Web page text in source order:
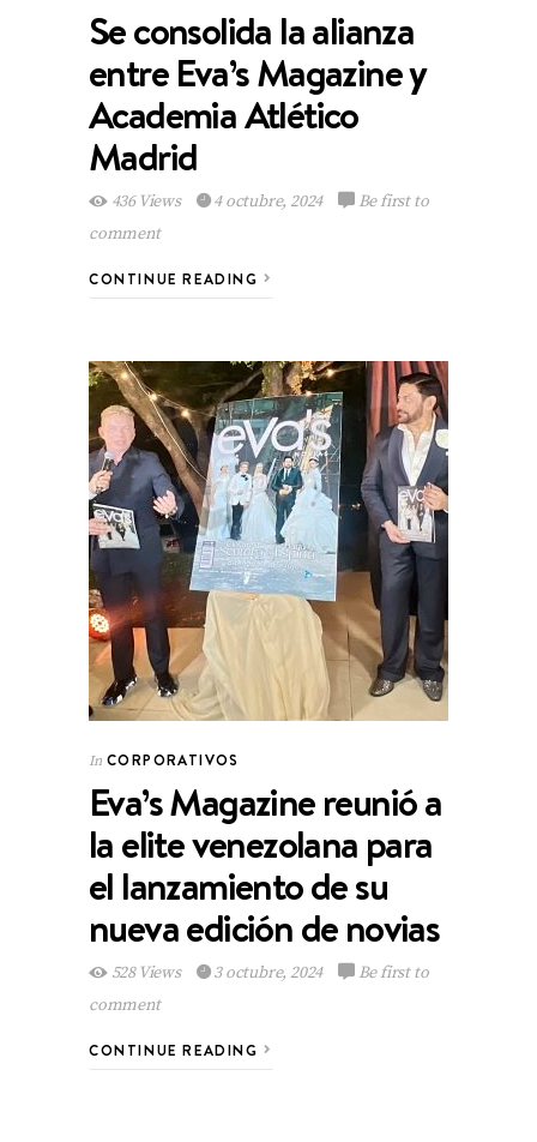
Se consolida la alianza
entre Eva’s Magazine y
Academia Atlético
Madrid
436 Views 4 octubre, 2024
Be first to
comment
CONTINUE READING
In CORPORATIVOS
Eva’s Magazine reunió a
la elite venezolana para
el lanzamiento de su
nueva edición de novias
528 Views 3 octubre, 2024
Be first to
comment
CONTINUE READING